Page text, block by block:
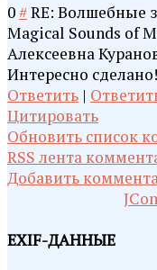
0#RE: Волшебные
Magical Sounds of
Алексеевна
Интересно сделано!
Ответить |
Цитировать
Обновить список
RSS лента
Добавить
EXIF-ДАННЫЕ